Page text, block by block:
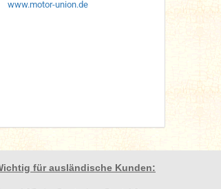
www.motor-union.de
für ausländische Kunden: